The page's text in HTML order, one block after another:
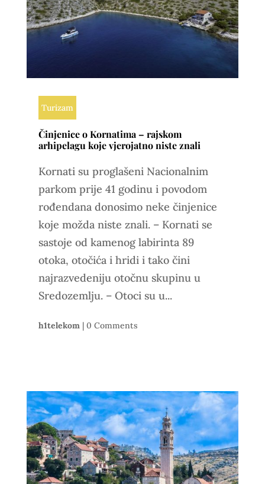
Turizam
Činjenice o Kornatima – rajskom
arhipelagu koje vjerojatno niste znali
Kornati su proglašeni Nacionalnim
parkom prije 41 godinu i povodom
rođendana donosimo neke činjenice
koje možda niste znali. – Kornati se
sastoje od kamenog labirinta 89
otoka, otočića i hridi i tako čini
najrazvedeniju otočnu skupinu u
Sredozemlju. – Otoci su u...
h1telekom| 0 Comments